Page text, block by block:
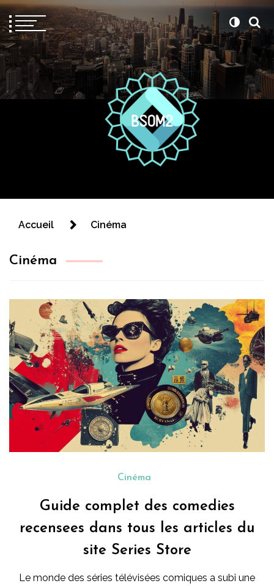
Accueil Cinéma
Cinéma
Cinéma
Guide complet des comedies
recensees dans tous les articles du
site Series Store
Le monde des séries télévisées comiques a subi une